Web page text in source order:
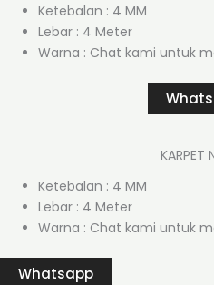
Ketebalan : 4 MM
Lebar : 4 Meter
Warna : Chat kami untuk
KARPET
Ketebalan : 4 MM
Lebar : 4 Meter
Warna : Chat kami untuk
Whatsapp